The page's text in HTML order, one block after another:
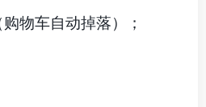
物车自动掉落）；